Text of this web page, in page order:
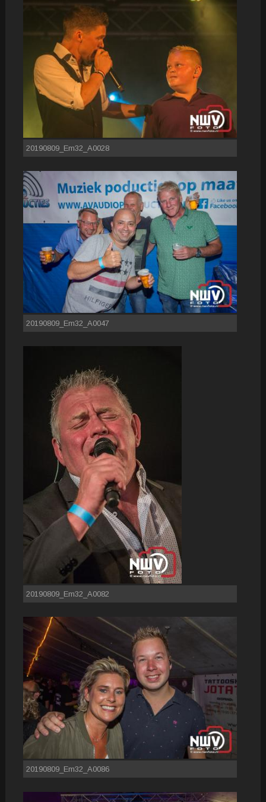
20190809_Em32_A0028
20190809_Em32_A0047
20190809_Em32_A0082
20190809_Em32_A0086